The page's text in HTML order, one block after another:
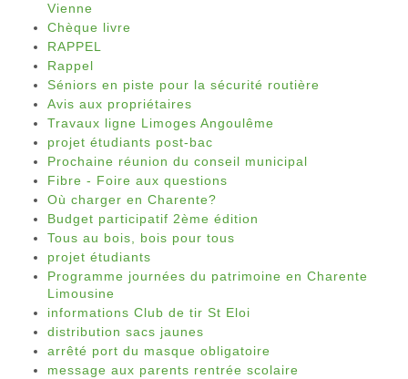
Vienne
Chèque livre
RAPPEL
Rappel
Séniors en piste pour la sécurité routière
Avis aux propriétaires
Travaux ligne Limoges Angoulême
projet étudiants post-bac
Prochaine réunion du conseil municipal
Fibre - Foire aux questions
Où charger en Charente?
Budget participatif 2ème édition
Tous au bois, bois pour tous
projet étudiants
Programme journées du patrimoine en Charente
Limousine
informations Club de tir St Eloi
distribution sacs jaunes
arrêté port du masque obligatoire
message aux parents rentrée scolaire